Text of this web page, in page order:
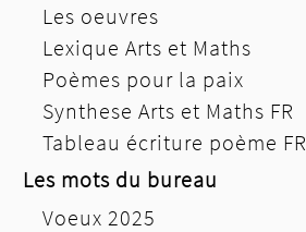
Les oeuvres
Lexique Arts et Maths
Poèmes pour la paix
Synthese Arts et Maths FR
Tableau écriture poème FR
Les mots du bureau
Voeux 2025